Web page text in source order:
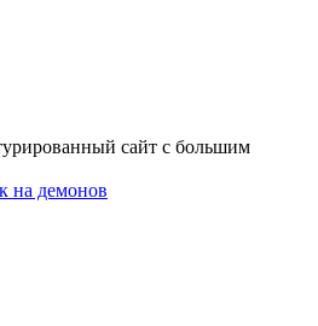
сайт с большим
на демонов